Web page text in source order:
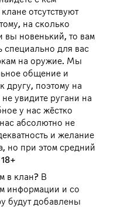
отсутствуют
на сколько
вы новенький, то вам
специально для вас
на оружие. Мы
общение и
другу, поэтому на
увидите ругани на
у нас жёстко
абсолютно не
и желание
но при этом средний
в клан? В
информации и со
будут добавлены